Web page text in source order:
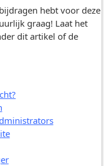
hebt voor deze
graag! Laat het
dit artikel of de